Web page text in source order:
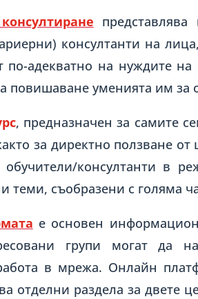
консултанти на
по-адекватно на нуждите
повишаване уменията им
, предназначен за самите
за директно ползване
консултанти в
теми, съобразени с голяма
е основен
групи могат да
в мрежа. Онлайн
отделни раздела за двете